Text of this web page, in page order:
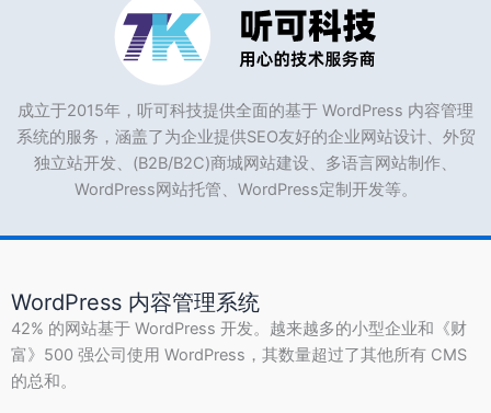
成立于2015年，听可科技提供全面的基于 WordPress 内容管理
系统的服务，涵盖了为企业提供SEO友好的企业网站设计、外贸
独立站开发、(B2B/B2C)商城网站建设、多语言网站制作、
WordPress网站托管、WordPress定制开发等。
WordPress 内容管理系统
42% 的网站基于 WordPress 开发。越来越多的小型企业和《财
富》500 强公司使用 WordPress，其数量超过了其他所有 CMS
的总和。